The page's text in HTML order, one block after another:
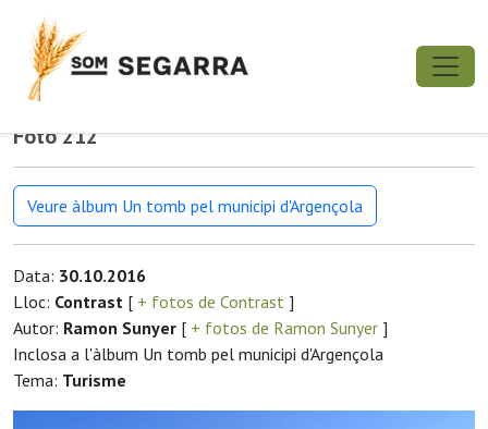
Foto 212
Veure àlbum Un tomb pel municipi d'Argençola
Data: 30.10.2016
Lloc: Contrast [ + fotos de Contrast ]
Autor: Ramon Sunyer [ + fotos de Ramon Sunyer ]
Inclosa a l'àlbum Un tomb pel municipi d'Argençola
Tema: Turisme